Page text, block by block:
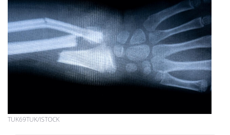
TUK69TUK/ISTOCK